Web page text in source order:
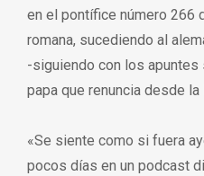
en el pontífice número 266
romana, sucediendo al
-siguiendo con los
papa que renuncia desde la
«Se siente como si fuera
pocos días en un podcast